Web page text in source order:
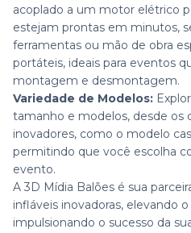
acoplado a um motor elétrico
estejam prontas em minutos,
ferramentas ou mão de obra
portáteis, ideais para eventos
montagem e desmontagem.
Variedade de Modelos:
tamanho e modelos, desde os
inovadores, como o modelo
permitindo que você escolha
evento.
A 3D Mídia Balões é sua
infláveis inovadoras, elevando
impulsionando o sucesso da